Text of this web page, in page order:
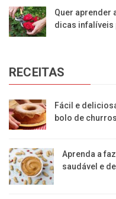
Quer aprender
dicas infalíveis
RECEITAS
Fácil e
bolo de
Aprenda a
saudável e